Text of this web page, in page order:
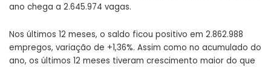
ano chega a 2.645.974 vagas.
Nos últimos 12 meses, o saldo ficou positivo em 2.862.988
empregos, variação de +1,36%. Assim como no acumulado do
ano, os últimos 12 meses tiveram crescimento maior do que